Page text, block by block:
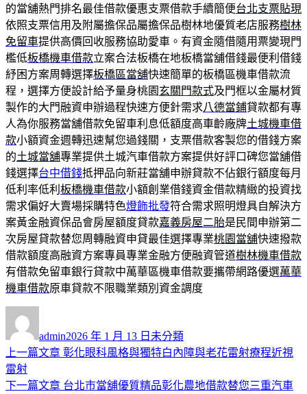
的當舖熱門排名最佳借款優惠支票借款手續簡便台北支票貼現
依照支票信用及附屬擔保品屬擔保品樹林地優質老店服務樹林
免留車提供高價回收服務協助愛車。有資金隨借隨用票變現門
檻低板橋機車借款立案合法板橋在地板橋當舖借錢最便利借錢
紓困方案周轉選擇板橋區當舖快速簡單的板橋區機車借款流
程，選擇方便設計給予量身桃園 玄關門款式及門框以金屬材質
製作的大門融資申辦過程快速方便針需求八德當鋪貸款都有專
人為你服務當舖借款免留車利息低額度高車齡廠牌土城機車借
款小額資金週轉迅速幫您過錢關，支票借款客製您的借錢方案
的土城當舖專業提供土城汽車借款方案提供好評口碑您當舖借
錢選擇台中借錢抵押品向新莊當舖申辦貸款不佔銀行額度每月
低利率低利 板橋機車借款小額創業借錢資金借款精緻的投資找
需求偏好大賣場採購特色燈飾批發符合需求照明燈具自解決方
案黃金融資保品會房屋額度貸款嘉義房屋二胎是民間申辦第二
次房屋貸款替您周轉融資申貸最佳選擇專業桃園當舖快速撥款
借款額度高融資方案專員專業金融方便融資管道樹林機車借款
有借款免留車銀行貸款中萬華區機車借款要攜帶網路優選萬華
機車借款原車貸款不限職業類別資金調度
者
admin佈
日
2026 年 1 月 13 日 類
未分類
文
章
上一篇文章 上
篇
彰化眼科風格與獨特白內障與老花雷射療程近視
雷射
下一篇文章 下
台北市當舖優質精品彰化農地借款替您三重汽車